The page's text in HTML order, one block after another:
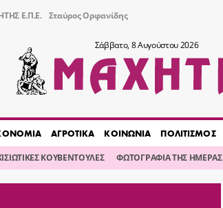
Ε.Π.Ε. Σταύρος Ορφανίδης
Σάββατο, 8 Αυγούστου 2026
ΑΓΡΟΤΙΚΑ ΚΟΙΝΩΝΙΑ ΠΟΛΙΤΙΣΜΟΣ
ΚΟΥΒΕΝΤΟΥΛΕΣ ΦΩΤΟΓΡΑΦΙΑ ΤΗΣ ΗΜΕΡΑΣ